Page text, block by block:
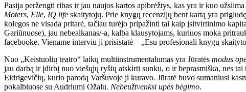
Pasija peržengti ribas ir jau naujos kartos apibrėžtys, kas yra ir kuo
Moters, Elle, IQ life skaitytojų. Prie knygų recenzijų bent kartą yra
kolegos ne visada pritarė, tačiau turėjo pripažinti tai kaip įsitvirtinimo
Gariūnuose), jau nebealkanas/-a, kalba klausytojams, kuriuos moka
facebooke. Viename interviu ji prisistatė – „Esu profesionali knygų
Nuo „Keistuolių teatro“ laikų multiinstrumentalumas yra Jūratės modus
jau darbą ir įdirbį nuo viešųjų ryšių atskirti sunku, o ir beprasmiška, nes
Eidrigevičių, kurio parodą Varšuvoje ji kuravo. Jūratė buvo sumaniusi
pokalbiuose su Audriumi Ožalu. Nebeužtvenksi upės bėgimo.